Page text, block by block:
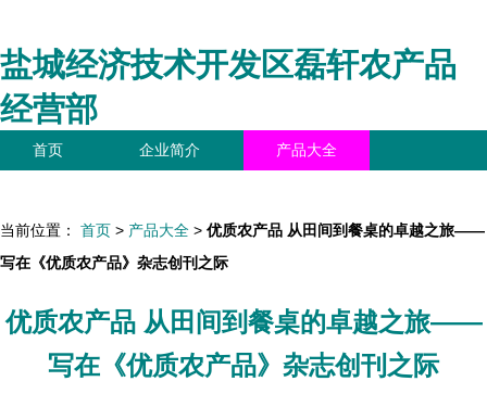
盐城经济技术开发区磊轩农产品
经营部
首页 企业简介 产品大全
当前位置： 首页 > 产品大全 > 优质农产品 从田间到餐桌的卓越之旅——
写在《优质农产品》杂志创刊之际
优质农产品 从田间到餐桌的卓越之旅——
写在《优质农产品》杂志创刊之际